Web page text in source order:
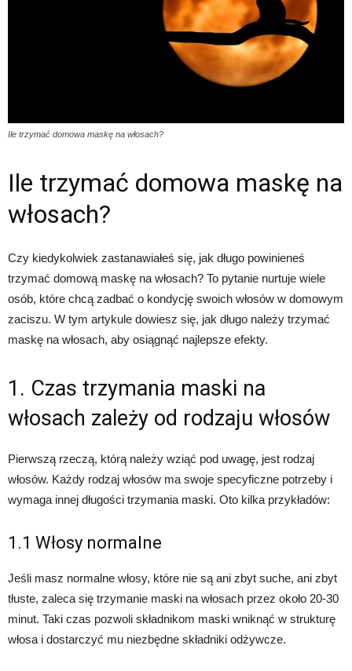
Ile trzymać domowa maskę na włosach?
Ile trzymać domowa maskę na
włosach?
Czy kiedykolwiek zastanawiałeś się, jak długo powinieneś
trzymać domową maskę na włosach? To pytanie nurtuje wiele
osób, które chcą zadbać o kondycję swoich włosów w domowym
zaciszu. W tym artykule dowiesz się, jak długo należy trzymać
maskę na włosach, aby osiągnąć najlepsze efekty.
1. Czas trzymania maski na
włosach zależy od rodzaju włosów
Pierwszą rzeczą, którą należy wziąć pod uwagę, jest rodzaj
włosów. Każdy rodzaj włosów ma swoje specyficzne potrzeby i
wymaga innej długości trzymania maski. Oto kilka przykładów:
1.1 Włosy normalne
Jeśli masz normalne włosy, które nie są ani zbyt suche, ani zbyt
tłuste, zaleca się trzymanie maski na włosach przez około 20-30
minut. Taki czas pozwoli składnikom maski wniknąć w strukturę
włosa i dostarczyć mu niezbędne składniki odżywcze.